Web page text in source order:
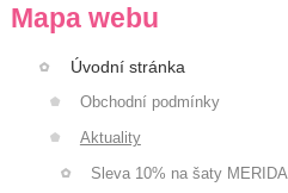
Mapa webu
Úvodní stránka
Obchodní podmínky
Aktuality
Sleva 10% na šaty MERIDA